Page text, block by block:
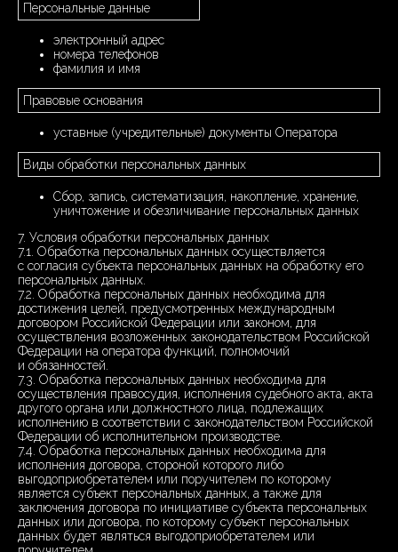
Персональные данные
электронный адрес
номера телефонов
фамилия и имя
Правовые основания
уставные (учредительные) документы Оператора
Виды обработки персональных данных
Сбор, запись, систематизация, накопление, хранение,
уничтожение и обезличивание персональных данных
7. Условия обработки персональных данных
7.1. Обработка персональных данных осуществляется
с согласия субъекта персональных данных на обработку его
персональных данных.
7.2. Обработка персональных данных необходима для
достижения целей, предусмотренных международным
договором Российской Федерации или законом, для
осуществления возложенных законодательством Российской
Федерации на оператора функций, полномочий
и обязанностей.
7.3. Обработка персональных данных необходима для
осуществления правосудия, исполнения судебного акта, акта
другого органа или должностного лица, подлежащих
исполнению в соответствии с законодательством Российской
Федерации об исполнительном производстве.
7.4. Обработка персональных данных необходима для
исполнения договора, стороной которого либо
выгодоприобретателем или поручителем по которому
является субъект персональных данных, а также для
заключения договора по инициативе субъекта персональных
данных или договора, по которому субъект персональных
данных будет являться выгодоприобретателем или